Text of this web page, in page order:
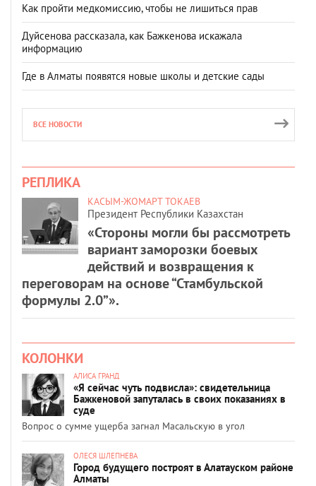
Как пройти медкомиссию, чтобы не лишиться прав
Дуйсенова рассказала, как Бажкенова искажала
информацию
Где в Алматы появятся новые школы и детские сады
ВСЕ НОВОСТИ
РЕПЛИКА
КАСЫМ-ЖОМАРТ ТОКАЕВ
Президент Республики Казахстан
«Стороны могли бы рассмотреть
вариант заморозки боевых
действий и возвращения к
переговорам на основе “Стамбульской
формулы 2.0”».
КОЛОНКИ
АЛИСА ГРАНД
«Я сейчас чуть подвисла»: свидетельница
Бажкеновой запуталась в своих показаниях в
суде
Вопрос о сумме ущерба загнал Масальскую в угол
ОЛЕСЯ ШЛЕПНЕВА
Город будущего построят в Алатауском районе
Алматы